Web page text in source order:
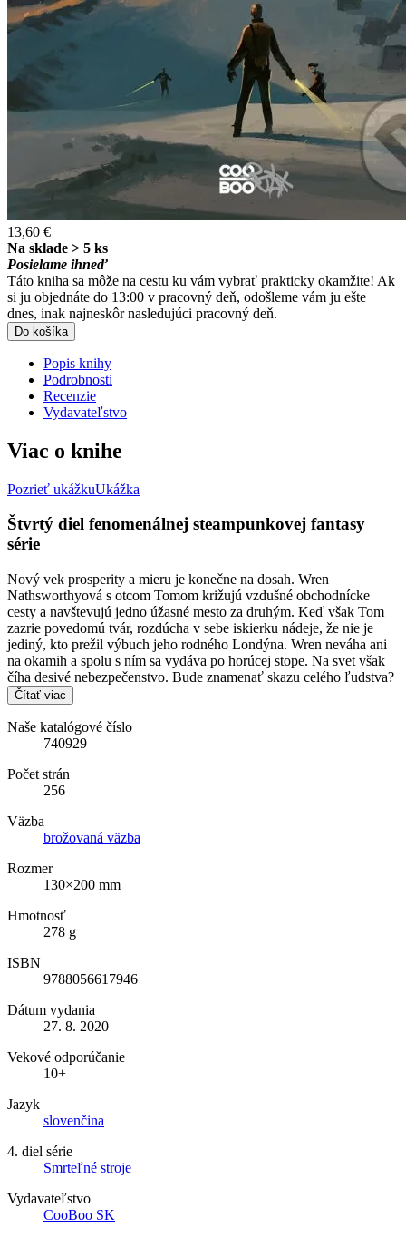
13,60 €
Na sklade > 5 ks
Posielame ihneď
Táto kniha sa môže na cestu ku vám vybrať prakticky okamžite! Ak
si ju objednáte do 13:00 v pracovný deň, odošleme vám ju ešte
dnes, inak najneskôr nasledujúci pracovný deň.
Do košíka
Popis knihy
Podrobnosti
Recenzie
Vydavateľstvo
Viac o knihe
Pozrieť ukážkuUkážka
Štvrtý diel fenomenálnej steampunkovej fantasy
série
Nový vek prosperity a mieru je konečne na dosah. Wren
Nathsworthyová s otcom Tomom križujú vzdušné obchodnícke
cesty a navštevujú jedno úžasné mesto za druhým. Keď však Tom
zazrie povedomú tvár, rozdúcha v sebe iskierku nádeje, že nie je
jediný, kto prežil výbuch jeho rodného Londýna. Wren neváha ani
na okamih a spolu s ním sa vydáva po horúcej stope. Na svet však
číha desivé nebezpečenstvo. Bude znamenať skazu celého ľudstva?
Čítať viac
Naše katalógové číslo
740929
Počet strán
256
Väzba
brožovaná väzba
Rozmer
130×200 mm
Hmotnosť
278 g
ISBN
9788056617946
Dátum vydania
27. 8. 2020
Vekové odporúčanie
10+
Jazyk
slovenčina
4. diel série
Smrteľné stroje
Vydavateľstvo
CooBoo SK